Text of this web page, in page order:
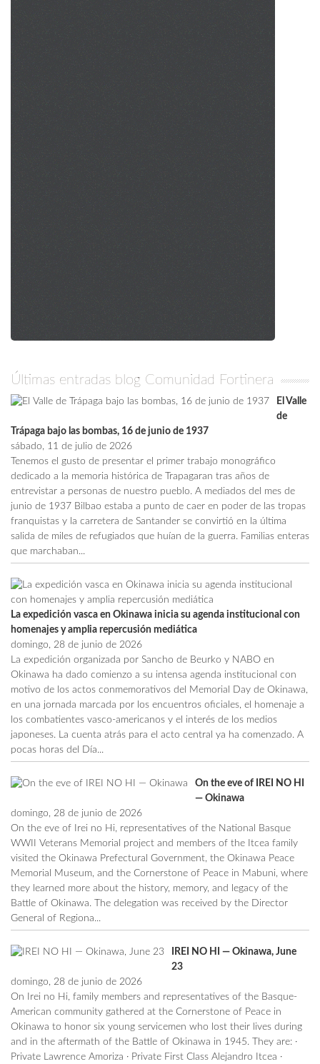
Últimas entradas blog Comunidad Fortinera
El Valle
de
Trápaga bajo las bombas, 16 de junio de 1937
sábado, 11 de julio de 2026
Tenemos el gusto de presentar el primer trabajo monográfico
dedicado a la memoria histórica de Trapagaran tras años de
entrevistar a personas de nuestro pueblo. A mediados del mes de
junio de 1937 Bilbao estaba a punto de caer en poder de las tropas
franquistas y la carretera de Santander se convirtió en la última
salida de miles de refugiados que huían de la guerra. Familias enteras
que marchaban...
La expedición vasca en Okinawa inicia su agenda institucional con
homenajes y amplia repercusión mediática
domingo, 28 de junio de 2026
La expedición organizada por Sancho de Beurko y NABO en
Okinawa ha dado comienzo a su intensa agenda institucional con
motivo de los actos conmemorativos del Memorial Day de Okinawa,
en una jornada marcada por los encuentros oficiales, el homenaje a
los combatientes vasco-americanos y el interés de los medios
japoneses. La cuenta atrás para el acto central ya ha comenzado. A
pocas horas del Día...
On the eve of IREI NO HI
— Okinawa
domingo, 28 de junio de 2026
On the eve of Irei no Hi, representatives of the National Basque
WWII Veterans Memorial project and members of the Itcea family
visited the Okinawa Prefectural Government, the Okinawa Peace
Memorial Museum, and the Cornerstone of Peace in Mabuni, where
they learned more about the history, memory, and legacy of the
Battle of Okinawa. The delegation was received by the Director
General of Regiona...
IREI NO HI — Okinawa, June
23
domingo, 28 de junio de 2026
On Irei no Hi, family members and representatives of the Basque-
American community gathered at the Cornerstone of Peace in
Okinawa to honor six young servicemen who lost their lives during
and in the aftermath of the Battle of Okinawa in 1945. They are: ·
Private Lawrence Amoriza · Private First Class Alejandro Itcea ·